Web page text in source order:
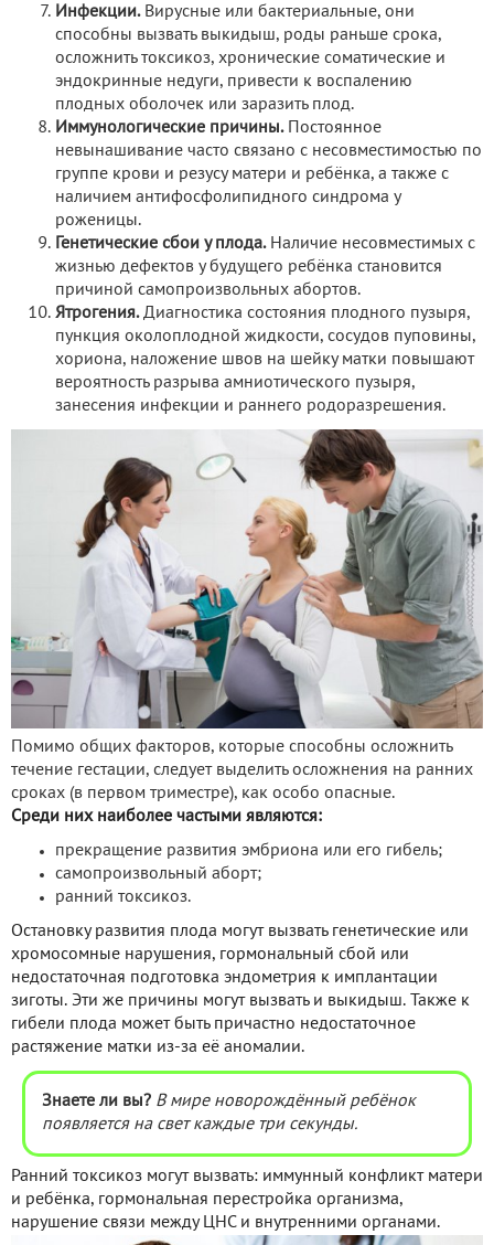
Инфекции.Вирусные или бактериальные, они
способны вызвать выкидыш, роды раньше срока,
осложнить токсикоз, хронические соматические и
эндокринные недуги, привести к воспалению
плодных оболочек или заразить плод.
Иммунологические причины.Постоянное
невынашивание часто связано с несовместимостью по
группе крови и резусу матери и ребёнка, а также с
наличием антифосфолипидного синдрома у
роженицы.
Генетические сбои у плода.Наличие несовместимых с
жизнью дефектов у будущего ребёнка становится
причиной самопроизвольных абортов.
Ятрогения.Диагностика состояния плодного пузыря,
пункция околоплодной жидкости, сосудов пуповины,
хориона, наложение швов на шейку матки повышают
вероятность разрыва амниотического пузыря,
занесения инфекции и раннего родоразрешения.
Помимо общих факторов, которые способны осложнить
течение гестации, следует выделить осложнения на ранних
сроках (в первом триместре), как особо опасные.
Среди них наиболее частыми являются:
прекращение развития эмбриона или его гибель;
самопроизвольный аборт;
ранний токсикоз.
Остановку развития плода могут вызвать генетические или
хромосомные нарушения, гормональный сбой или
недостаточная подготовка эндометрия к имплантации
зиготы. Эти же причины могут вызвать и выкидыш. Также к
гибели плода может быть причастно недостаточное
растяжение матки из-за её аномалии.
Знаете ли вы? В мире новорождённый ребёнок
появляется на свет каждые три секунды.
Ранний токсикоз могут вызвать: иммунный конфликт матери
и ребёнка, гормональная перестройка организма,
нарушение связи между ЦНС и внутренними органами.